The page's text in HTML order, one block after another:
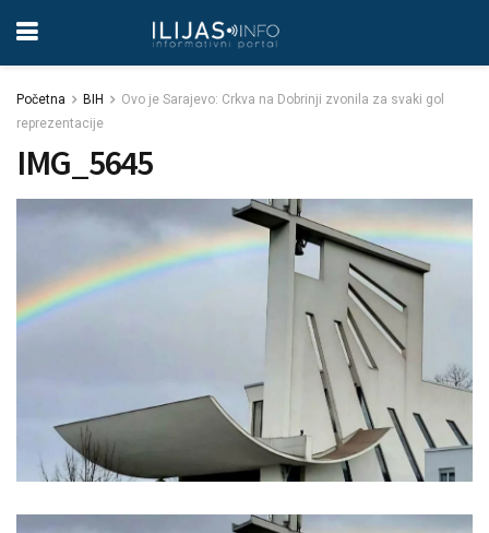
Početna BIH
Ovo je Sarajevo: Crkva na Dobrinji zvonila za svaki gol
reprezentacije
IMG_5645